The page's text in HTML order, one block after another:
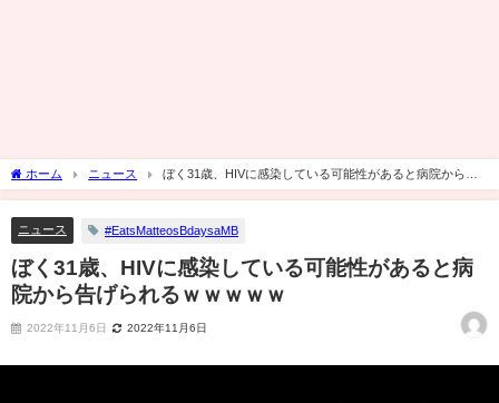
ホーム ニュース
ぼく31歳、HIVに感染している可能性があると病院から告
げられるｗｗｗｗｗ
ニュース #EatsMatteosBdaysaMB
ぼく31歳、HIVに感染している可能性があると病
院から告げられるｗｗｗｗｗ
2022年11月6日 2022年11月6日